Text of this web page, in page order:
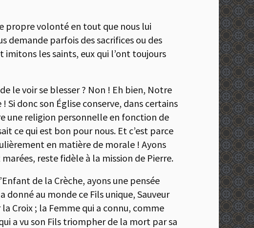
propre volonté en tout que nous lui
demande parfois des sacrifices ou des
imitons les saints, eux qui l’ont toujours
le voir se blesser ? Non ! Eh bien, Notre
Si donc son Église conserve, dans certains
une religion personnelle en fonction de
ce qui est bon pour nous. Et c’est parce
en matière de morale ! Ayons
reste fidèle à la mission de Pierre.
de la Crèche, ayons une pensée
au monde ce Fils unique, Sauveur
la Croix ; la Femme qui a connu, comme
a vu son Fils triompher de la mort par sa